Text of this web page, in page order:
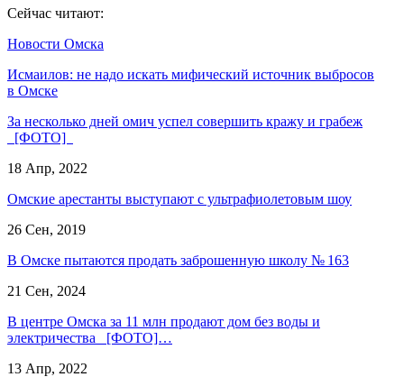
Сейчас читают:
Новости Омска
Исмаилов: не надо искать мифический источник выбросов
в Омске
За несколько дней омич успел совершить кражу и грабеж
[ФОТО]
18 Апр, 2022
Омские арестанты выступают с ультрафиолетовым шоу
26 Сен, 2019
В Омске пытаются продать заброшенную школу № 163
21 Сен, 2024
В центре Омска за 11 млн продают дом без воды и
электричества [ФОТО]…
13 Апр, 2022